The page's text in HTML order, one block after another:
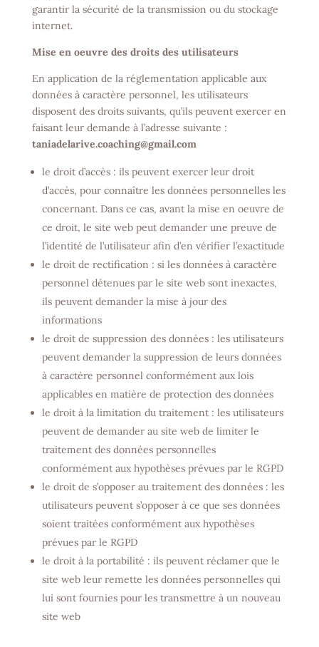
garantir la sécurité de la transmission ou du stockage
internet.
Mise en oeuvre des droits des utilisateurs
En application de la réglementation applicable aux
données à caractère personnel, les utilisateurs
disposent des droits suivants, qu’ils peuvent exercer en
faisant leur demande à l’adresse suivante :
taniadelarive.coaching@gmail.com
le droit d’accès : ils peuvent exercer leur droit
d’accès, pour connaître les données personnelles les
concernant. Dans ce cas, avant la mise en oeuvre de
ce droit, le site web peut demander une preuve de
l’identité de l’utilisateur afin d’en vérifier l’exactitude
le droit de rectification : si les données à caractère
personnel détenues par le site web sont inexactes,
ils peuvent demander la mise à jour des
informations
le droit de suppression des données : les utilisateurs
peuvent demander la suppression de leurs données
à caractère personnel conformément aux lois
applicables en matière de protection des données
le droit à la limitation du traitement : les utilisateurs
peuvent de demander au site web de limiter le
traitement des données personnelles
conformément aux hypothèses prévues par le RGPD
le droit de s’opposer au traitement des données : les
utilisateurs peuvent s’opposer à ce que ses données
soient traitées conformément aux hypothèses
prévues par le RGPD
le droit à la portabilité : ils peuvent réclamer que le
site web leur remette les données personnelles qui
lui sont fournies pour les transmettre à un nouveau
site web